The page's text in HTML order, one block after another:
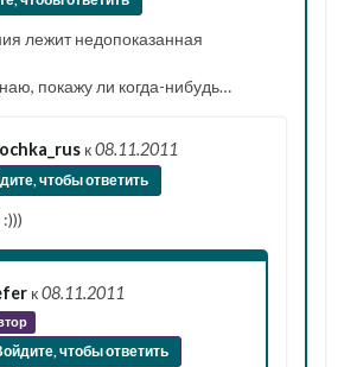
лежит недопоказанная
покажу ли когда-нибудь…
к08.11.2011
чтобы ответить
к08.11.2011
чтобы ответить